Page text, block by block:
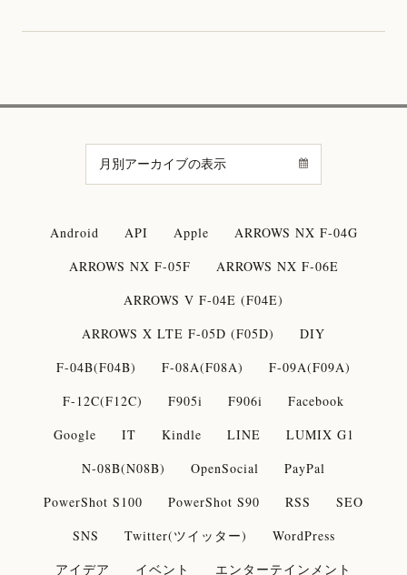
Android API Apple
ARROWS NX F-04G
ARROWS NX F-05F
ARROWS NX F-06E
ARROWS V F-04E (F04E)
ARROWS X LTE F-05D (F05D)
DIY
F-04B(F04B)
F-08A(F08A)
F-09A(F09A)
F-12C(F12C)
F905i F906i
Facebook
Google
IT Kindle LINE
LUMIX G1
N-08B(N08B)
OpenSocial
PayPal
PowerShot S100
PowerShot S90 RSS
SEO
SNS
Twitter(ツイッター)
WordPress
アイデア
イベント
エンターテインメント